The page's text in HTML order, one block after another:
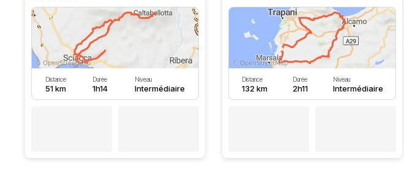
Distance
51 km
Durée
1h14
Niveau
Intermédiaire
Distance
132 km
Durée
2h11
Niveau
Intermédiaire